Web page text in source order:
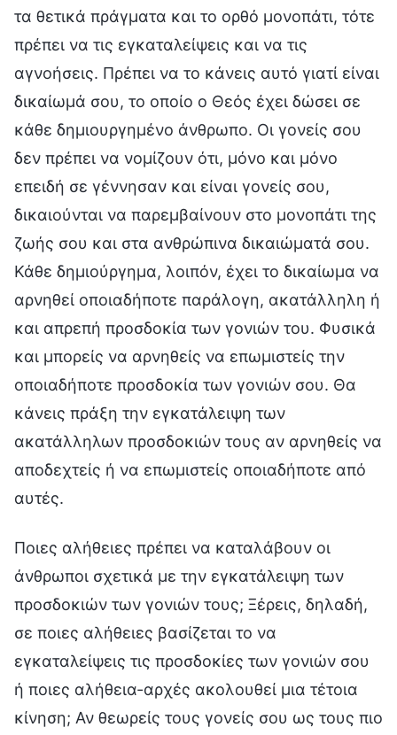
τα θετικά πράγματα και το ορθό μονοπάτι, τότε
πρέπει να τις εγκαταλείψεις και να τις
αγνοήσεις. Πρέπει να το κάνεις αυτό γιατί είναι
δικαίωμά σου, το οποίο ο Θεός έχει δώσει σε
κάθε δημιουργημένο άνθρωπο. Οι γονείς σου
δεν πρέπει να νομίζουν ότι, μόνο και μόνο
επειδή σε γέννησαν και είναι γονείς σου,
δικαιούνται να παρεμβαίνουν στο μονοπάτι της
ζωής σου και στα ανθρώπινα δικαιώματά σου.
Κάθε δημιούργημα, λοιπόν, έχει το δικαίωμα να
αρνηθεί οποιαδήποτε παράλογη, ακατάλληλη ή
και απρεπή προσδοκία των γονιών του. Φυσικά
και μπορείς να αρνηθείς να επωμιστείς την
οποιαδήποτε προσδοκία των γονιών σου. Θα
κάνεις πράξη την εγκατάλειψη των
ακατάλληλων προσδοκιών τους αν αρνηθείς να
αποδεχτείς ή να επωμιστείς οποιαδήποτε από
αυτές.
Ποιες αλήθειες πρέπει να καταλάβουν οι
άνθρωποι σχετικά με την εγκατάλειψη των
προσδοκιών των γονιών τους; Ξέρεις, δηλαδή,
σε ποιες αλήθειες βασίζεται το να
εγκαταλείψεις τις προσδοκίες των γονιών σου
ή ποιες αλήθεια-αρχές ακολουθεί μια τέτοια
κίνηση; Αν θεωρείς τους γονείς σου ως τους πιο